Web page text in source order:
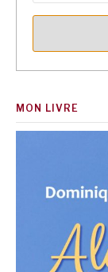
MON LIVRE